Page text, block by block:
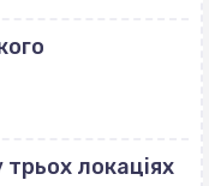
трьох локаціях